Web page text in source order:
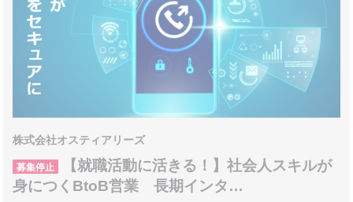
株式会社オスティアリーズ
募集停止
【就職活動に活きる！】社会人スキルが
身につくBtoB営業 長期インタ…